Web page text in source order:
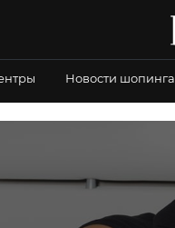
Новости шопинга